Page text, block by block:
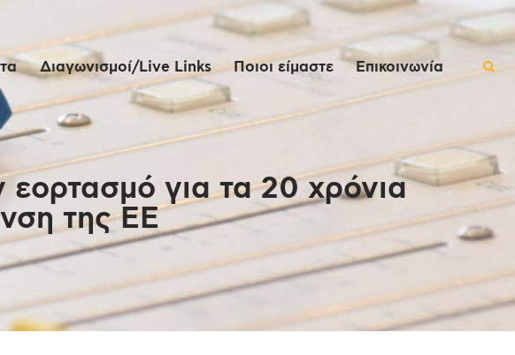
Διαγωνισμοί/Live Links Ποιοι είμαστε Επικοινωνία
για τα 20 χρόνια
της ΕΕ